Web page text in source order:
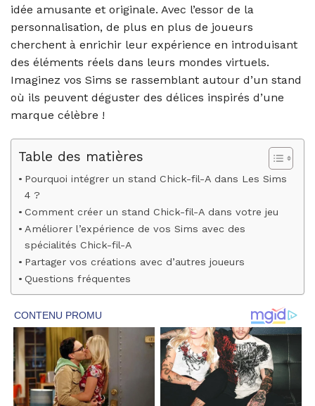
idée amusante et originale. Avec l’essor de la
personnalisation, de plus en plus de joueurs
cherchent à enrichir leur expérience en introduisant
des éléments réels dans leurs mondes virtuels.
Imaginez vos Sims se rassemblant autour d’un stand
où ils peuvent déguster des délices inspirés d’une
marque célèbre !
Table des matières
Pourquoi intégrer un stand Chick-fil-A dans Les Sims
4 ?
Comment créer un stand Chick-fil-A dans votre jeu
Améliorer l’expérience de vos Sims avec des
spécialités Chick-fil-A
Partager vos créations avec d’autres joueurs
Questions fréquentes